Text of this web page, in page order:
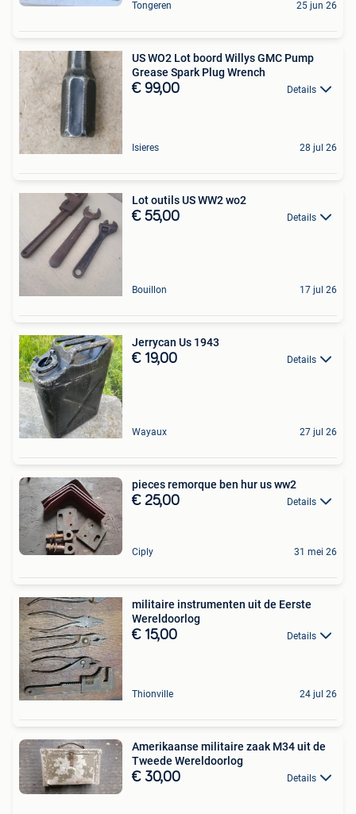
Tongeren 25 jun 26
US WO2 Lot boord Willys GMC Pump
Grease Spark Plug Wrench
€ 99,00 Details
Isieres 28 jul 26
Lot outils US WW2 wo2
€ 55,00 Details
Bouillon 17 jul 26
Jerrycan Us 1943
€ 19,00 Details
Wayaux 27 jul 26
pieces remorque ben hur us ww2
€ 25,00 Details
Ciply 31 mei 26
militaire instrumenten uit de Eerste
Wereldoorlog
€ 15,00 Details
Thionville 24 jul 26
Amerikaanse militaire zaak M34 uit de
Tweede Wereldoorlog
€ 30,00 Details